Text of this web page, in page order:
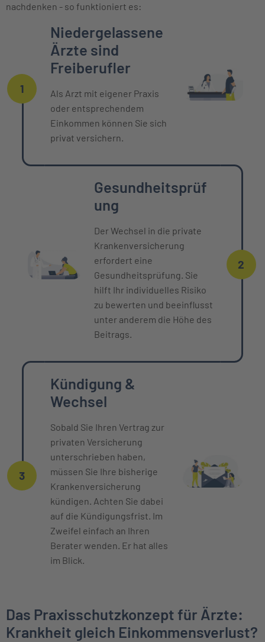
nachdenken - so funktioniert es:
Einzelne Oberpunkte mit zeitlichem
1
Niedergelassene
Ärzte sind
Freiberufler
Als Arzt mit eigener Praxis
oder entsprechendem
Einkommen können Sie sich
privat versichern.
Gesundheitsprüf
ung
Der Wechsel in die private
Krankenversicherung
erfordert eine
Gesundheitsprüfung. Sie
hilft Ihr individuelles Risiko
zu bewerten und beeinflusst
unter anderem die Höhe des
Beitrags.
2
3
Kündigung &
Wechsel
Sobald Sie Ihren Vertrag zur
privaten Versicherung
unterschrieben haben,
müssen Sie Ihre bisherige
Krankenversicherung
kündigen. Achten Sie dabei
auf die Kündigungsfrist. Im
Zweifel einfach an Ihren
Berater wenden. Er hat alles
im Blick.
Das Praxisschutzkonzept für Ärzte:
Krankheit gleich Einkommensverlust?